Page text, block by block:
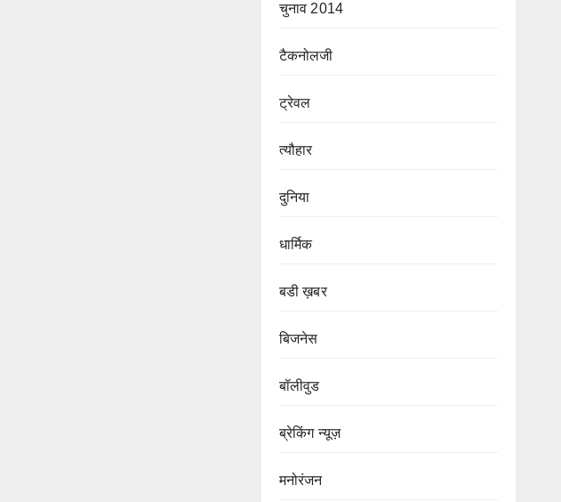
चुनाव 2014
टैकनोलजी
ट्रेवल
त्यौहार
दुनिया
धार्मिक
बडी ख़बर
बिजनेस
बॉलीवुड
ब्रेकिंग न्यूज़
मनोरंजन